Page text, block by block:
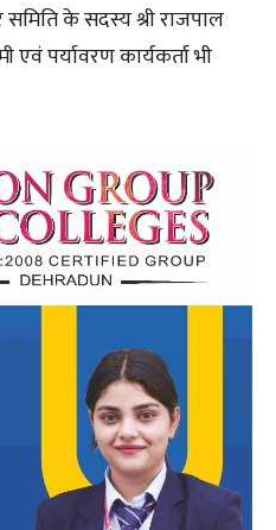
के सदस्य श्री राजपाल
एवं पर्यावरण कार्यकर्ता भी